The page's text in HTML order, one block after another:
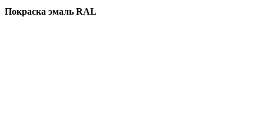
Покраска эмаль RAL